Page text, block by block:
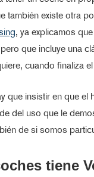
también existe otra
, ya explicamos
que incluye una
cuando finaliza
que insistir en que el
del uso que le
de si somos
tiene